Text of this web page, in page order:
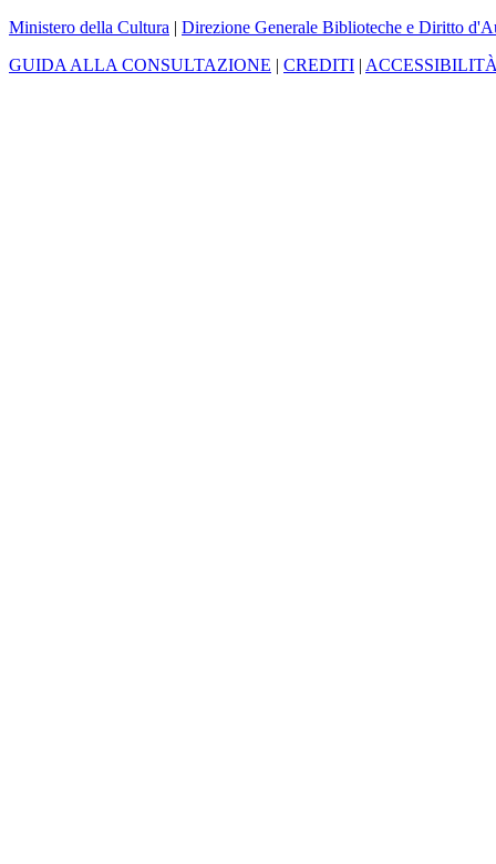
Ministero della Cultura | Direzione Generale Biblioteche e Diritto
GUIDA ALLA CONSULTAZIONE | CREDITI |